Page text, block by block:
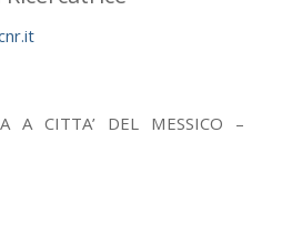
A CITTA’ DEL MESSICO –